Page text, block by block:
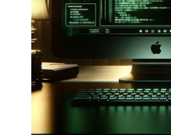
dégradation de vos
Faites appel à des
cybersécurité